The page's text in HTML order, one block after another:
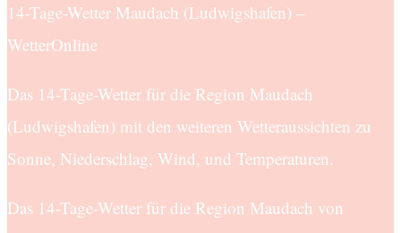
14-Tage-Wetter Maudach (Ludwigshafen) –
WetterOnline
Das 14-Tage-Wetter für die Region Maudach
(Ludwigshafen) mit den weiteren Wetteraussichten zu
Sonne, Niederschlag, Wind, und Temperaturen.
Das 14-Tage-Wetter für die Region Maudach von